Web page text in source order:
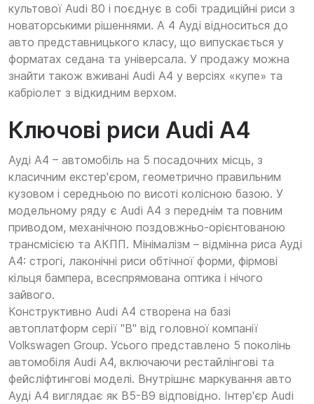
культової Audi 80 і поєднує в собі традиційні риси з
новаторськими рішеннями. А 4 Ауді відноситься до
авто представницького класу, що випускається у
форматах седана та універсала. У продажу можна
знайти також вживані Audi A4 у версіях «купе» та
кабріолет з відкидним верхом.
Ключові риси Audi A4
Ауді А4 – автомобіль на 5 посадочних місць, з
класичним екстер'єром, геометрично правильним
кузовом і середньою по висоті колісною базою. У
модельному ряду є Audi A4 з переднім та повним
приводом, механічною поздовжньо-орієнтованою
трансмісією та АКПП. Мінімалізм – відмінна риса Ауді
А4: строгі, лаконічні риси обтічної форми, фірмові
кільця бампера, всеспрямована оптика і нічого
зайвого.
Конструктивно Audi A4 створена на базі
автоплатформ серії "В" від головної компанії
Volkswagen Group. Усього представлено 5 поколінь
автомобіля Audi A4, включаючи рестайлінгові та
фейсліфтингові моделі. Внутрішнє маркування авто
Ауді А4 виглядає як В5-В9 відповідно. Інтер'єр Audi